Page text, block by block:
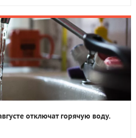
отключат горячую воду.